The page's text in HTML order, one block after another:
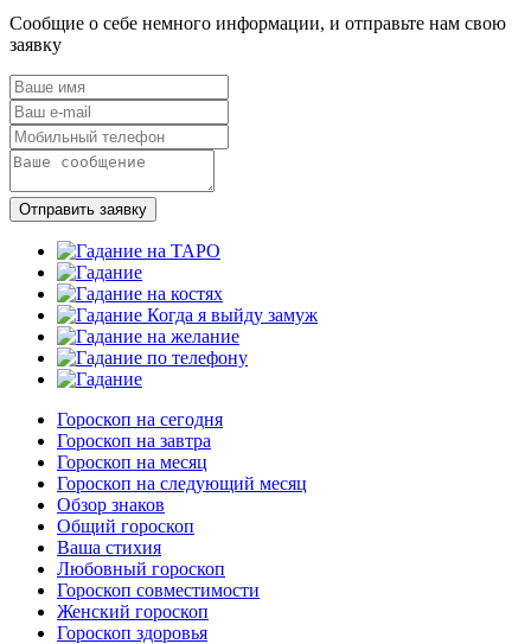
Сообщие о себе немного информации, и отправьте нам свою
заявку
Отправить заявку
Гороскоп на сегодня
Гороскоп на завтра
Гороскоп на месяц
Гороскоп на следующий месяц
Обзор знаков
Общий гороскоп
Ваша стихия
Любовный гороскоп
Гороскоп совместимости
Женский гороскоп
Гороскоп здоровья